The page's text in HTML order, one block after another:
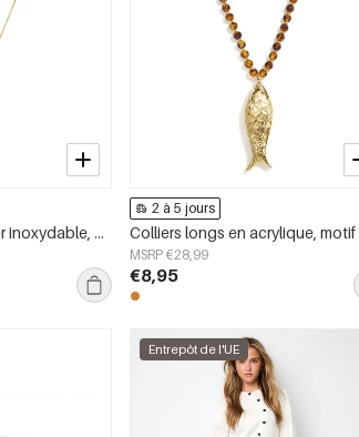
Colliers longs en acier inoxydable, motif serpent, collection Daily Simple, bijoux pour femmes
2 à 5 jours
MSRP €28,99
€8,95
Entrepôt de l'UE